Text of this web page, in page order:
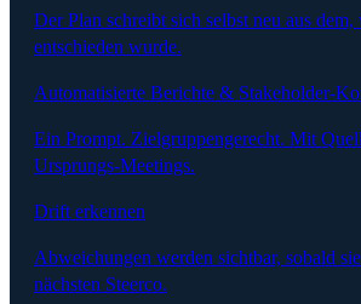
Der Plan schreibt sich selbst neu aus dem,
entschieden wurde.
Automatisierte Berichte & Stakeholder-
Ein Prompt. Zielgruppengerecht. Mit
Ursprungs-Meetings.
Drift erkennen
Abweichungen werden sichtbar, sobald
nächsten Steerco.